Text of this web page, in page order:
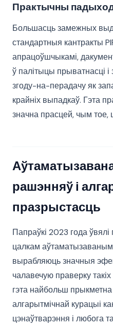
Практычны
Большасць замежных
стандартныя кантракты
апрацоўшчыкамі,
ў палітыцы прыватнасці
згоду-на-перадачу як
крайніх выпадкаў. Гэта
значна прасцей, чым
рашэнняў і
празрыстасць
Папраўкі 2023 года
цалкам
вырабляюць значныя
чалавечую праверку
гэта найбольш
алгарытмічнай курацыі
цэнаўтварэння і любога